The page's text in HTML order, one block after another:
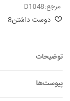
مرجع:D1048
دوست داشتن8
توضیحات
پیوست‌ها